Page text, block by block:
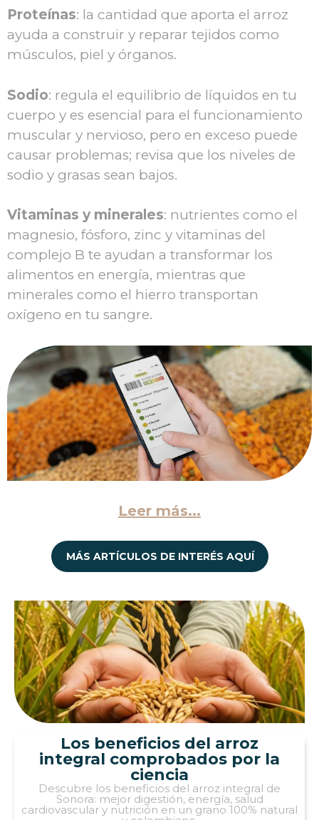
Proteínas: la cantidad que aporta el arroz
ayuda a construir y reparar tejidos como
músculos, piel y órganos.
Sodio: regula el equilibrio de líquidos en tu
cuerpo y es esencial para el funcionamiento
muscular y nervioso, pero en exceso puede
causar problemas; revisa que los niveles de
sodio y grasas sean bajos.
Vitaminas y minerales: nutrientes como el
magnesio, fósforo, zinc y vitaminas del
complejo B te ayudan a transformar los
alimentos en energía, mientras que
minerales como el hierro transportan
oxígeno en tu sangre.
Leer más...
MÁS ARTÍCULOS DE INTERÉS AQUÍ
Los beneficios del arroz
integral comprobados por la
ciencia
Descubre los beneficios del arroz integral de
Sonora: mejor digestión, energía, salud
cardiovascular y nutrición en un grano 100% natural